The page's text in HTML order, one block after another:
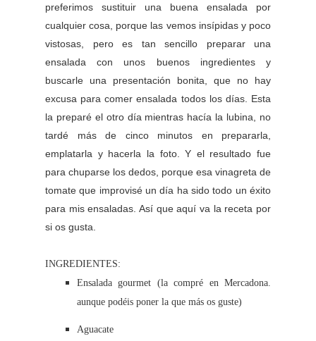
preferimos sustituir una buena ensalada por
cualquier cosa, porque las vemos insípidas y poco
vistosas, pero es tan sencillo preparar una
ensalada con unos buenos ingredientes y
buscarle una presentación bonita, que no hay
excusa para comer ensalada todos los días. Esta
la preparé el otro día mientras hacía la lubina, no
tardé más de cinco minutos en prepararla,
emplatarla y hacerla la foto. Y el resultado fue
para chuparse los dedos, porque esa vinagreta de
tomate que improvisé un día ha sido todo un éxito
para mis ensaladas. Así que aquí va la receta por
si os gusta.
INGREDIENTES:
Ensalada gourmet (la compré en Mercadona.
aunque podéis poner la que más os guste)
Aguacate